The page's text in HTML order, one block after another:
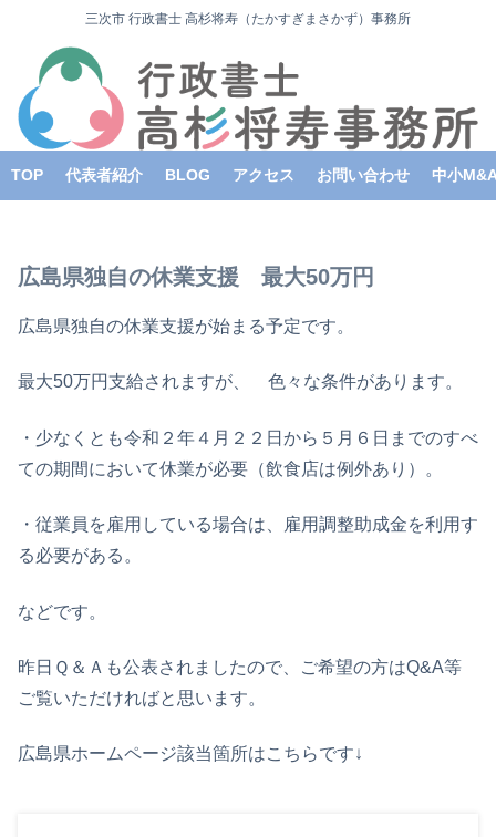
三次市 行政書士 高杉将寿（たかすぎまさかず）事務所
TOP 代表者紹介 BLOG アクセス お問い合わせ 中小
広島県独自の休業支援 最大50万円
広島県独自の休業支援が始まる予定です。
最大50万円支給されますが、 色々な条件があります。
・少なくとも令和２年４月２２日から５月６日までのすべ
ての期間において休業が必要（飲食店は例外あり）。
・従業員を雇用している場合は、雇用調整助成金を利用す
る必要がある。
などです。
昨日Ｑ＆Ａも公表されましたので、ご希望の方はQ&A等
ご覧いただければと思います。
広島県ホームページ該当箇所はこちらです↓